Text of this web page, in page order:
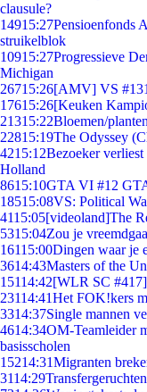
clausule?
14915:27Pensioenfonds
struikelblok
10915:27Progressieve
Michigan
26715:26[AMV] VS
17615:26[Keuken
21315:22Bloemen/
22815:19The Odyssey
4215:12Bezoeker
Holland
8615:10GTA VI #12
18515:08VS: Political
4115:05[videoland]The
5315:04Zou je
16115:00Dingen waar je
3614:43Masters of the
15114:42[WLR SC
23114:41Het FOK!kers
3314:37Single mannen
4614:34OM-Teamleider
basisscholen
15214:31Migranten
3114:29